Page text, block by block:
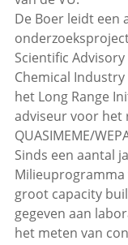
De Boer leidt een
Scientific Advisory
Chemical
het Long Range
adviseur voor
QUASIMEME/
Sinds een aantal
Milieuprogramma
groot capacity
gegeven aan
het meten van